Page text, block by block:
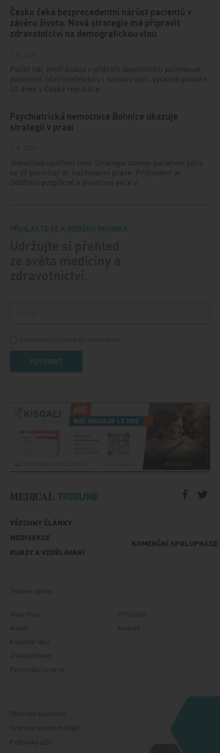
Česko čeká bezprecedentní nárůst pacientů v
závěru života. Nová strategie má připravit
zdravotnictví na demografickou vlnu
Počet lidí, kteří budou v příštích desetiletích potřebovat
paliativní, ošetřovatelskou i sociální péči, výrazně poroste.
Už dnes v České republice…
Psychiatrická nemocnice Bohnice ukazuje
strategii v praxi
Jednotlivá opatření nové Strategie rozvoje paliativní péče
se již promítají do každodenní praxe. Příkladem je
Oddělení podpůrné a paliativní péče v…
PŘIHLASTE SE K ODBĚRU NOVINEK.
POTVRDIT
VŠECHNY ČLÁNKY
MEDISEKCE
KURZY A VZDĚLÁVÁNÍ
KOMERČNÍ SPOLUPRÁCE
Tiskové zprávy
Naše tituly
Autoři
Kalendář akcí
Znalostní testy
Personální inzerce
Přihlášení
Kontakt
Obchodní podmínky
Ochrana osobních údajů
Podmínky užití